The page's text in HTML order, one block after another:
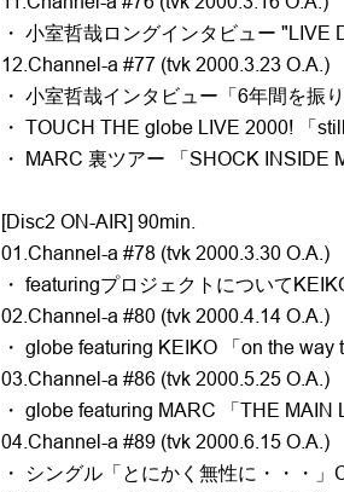
・ 小室哲哉ロングインタビュー
12.Channel-a #77 (tvk 2000.3.23 O.A.)
・ 小室哲哉インタビュー「6年間を振り
・ TOUCH THE globe LIVE 2000! 「
・ MARC 裏ツアー 「SHOCK INSIDE
[Disc2 ON-AIR] 90min.
01.Channel-a #78 (tvk 2000.3.30 O.A.)
・ featuringプロジェクトについて
02.Channel-a #80 (tvk 2000.4.14 O.A.)
・ globe featuring KEIKO 「on the
03.Channel-a #86 (tvk 2000.5.25 O.A.)
・ globe featuring MARC 「THE
04.Channel-a #89 (tvk 2000.6.15 O.A.)
・ シングル「とにかく無性に・・・